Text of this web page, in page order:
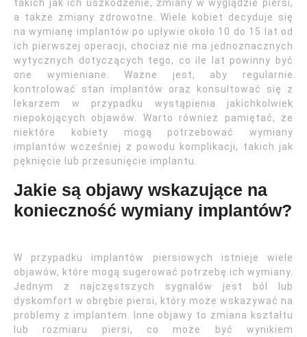
takich jak ich uszkodzenie, zmiany w wyglądzie piersi,
a także zmiany zdrowotne. Wiele kobiet decyduje się
na wymianę implantów po upływie około 10 do 15 lat od
ich pierwszej operacji, chociaż nie ma jednoznacznych
wytycznych dotyczących tego, co ile lat powinny być
one wymieniane. Ważne jest, aby regularnie
kontrolować stan implantów oraz konsultować się z
lekarzem w przypadku wystąpienia jakichkolwiek
niepokojących objawów. Warto również pamiętać, że
niektóre kobiety mogą potrzebować wymiany
implantów wcześniej z powodu komplikacji, takich jak
pęknięcie lub przesunięcie implantu.
Jakie są objawy wskazujące na
konieczność wymiany implantów?
W przypadku implantów piersiowych istnieje wiele
objawów, które mogą sugerować potrzebę ich wymiany.
Jednym z najczęstszych sygnałów jest ból lub
dyskomfort w obrębie piersi, który może wskazywać na
problemy z implantem. Inne objawy to zmiana kształtu
lub rozmiaru piersi, co może być wynikiem